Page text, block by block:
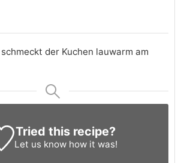
der Kuchen lauwarm am
Tried this recipe?
Let us knowhow it was!